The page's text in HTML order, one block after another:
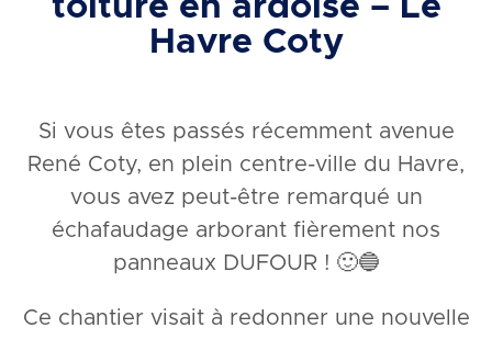
toiture en ardoise – Le
Havre Coty
Si vous êtes passés récemment avenue
René Coty, en plein centre-ville du Havre,
vous avez peut-être remarqué un
échafaudage arborant fièrement nos
panneaux DUFOUR ! 🙂🔵
Ce chantier visait à redonner une nouvelle